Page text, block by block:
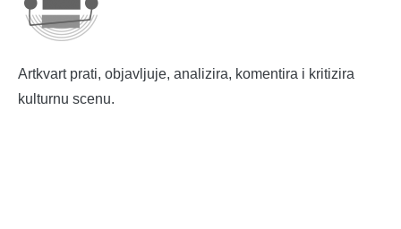
Artkvart prati, objavljuje, analizira, komentira i kritizira
kulturnu scenu.